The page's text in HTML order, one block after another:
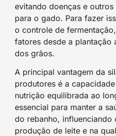
evitando doenças e
para o gado. Para fazer
o controle de
fatores desde a plantação
dos grãos.
A principal vantagem da
produtores é a
nutrição equilibrada ao
essencial para manter a
do rebanho, influenciando
produção de leite e na